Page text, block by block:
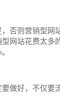
否则营销型
网站花费太
做好，不仅